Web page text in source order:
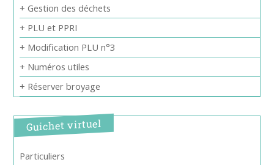
+ Gestion des déchets
+ PLU et PPRI
+ Modification PLU n°3
+ Numéros utiles
+ Réserver broyage
Guichet virtuel
Particuliers